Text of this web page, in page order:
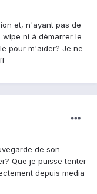
et, n'ayant pas de
ni à démarrer le
pour m'aider? Je ne
de son
Que je puisse tenter
depuis media